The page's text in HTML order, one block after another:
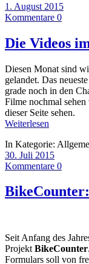
1. August 2015
Kommentare 0
Die Videos
Diesen Monat sind
gelandet. Das
grade noch in den
Filme nochmal
dieser Seite sehen.
Weiterlesen
In Kategorie:
30. Juli 2015
Kommentare 0
Seit Anfang des
Projekt BikeCounter
Formulars soll von